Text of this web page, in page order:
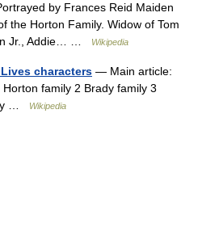
by Frances Reid Maiden
the Horton Family. Widow of Tom
Jr., Addie… …
Wikipedia
characters — Main article:
family 2 Brady family 3
…
Wikipedia